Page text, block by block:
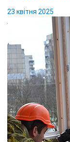
23 квітня 2025